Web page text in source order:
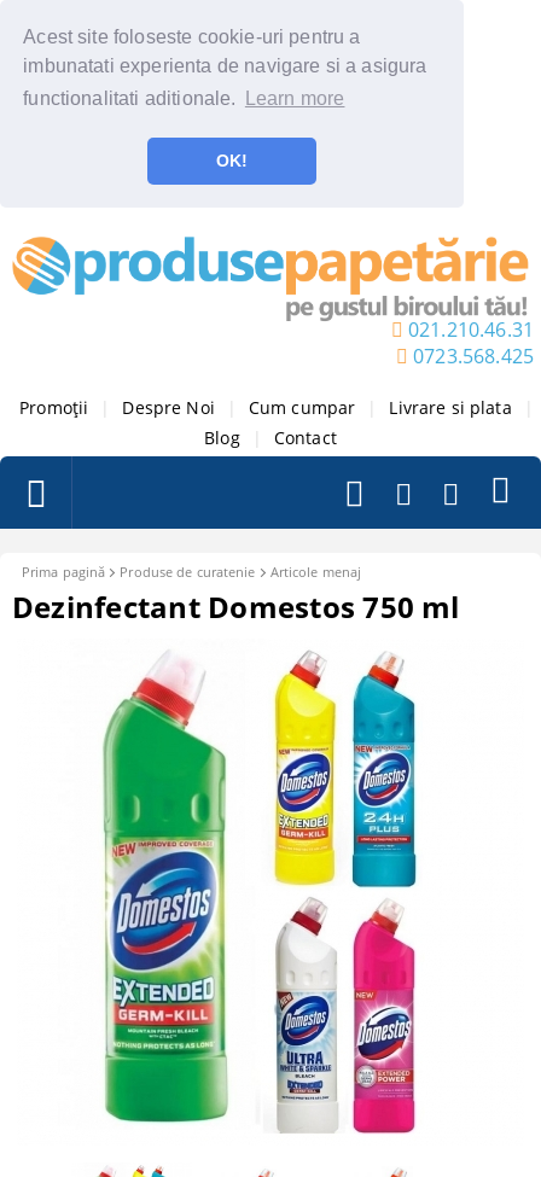
Acest site foloseste cookie-uri pentru a
imbunatati experienta de navigare si a asigura
functionalitati aditionale.
Learn more
OK!
021.210.46.31
0723.568.425
Promoții Despre Noi Cum cumpar Livrare si plata
Blog
Contact
Prima pagină Produse de curatenie Articole menaj
Dezinfectant Domestos 750 ml